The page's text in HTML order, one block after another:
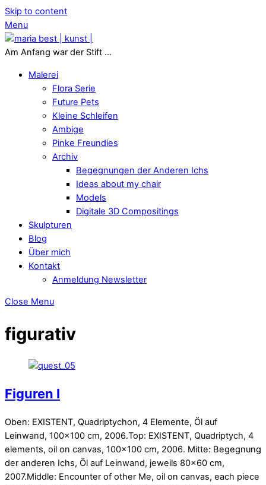
Skip to content
Menu
Am Anfang war der Stift ...
Malerei
Flora Serie
Future Pets
Kleine Schleifen
Ambige
Pinke Freundies
Archiv
Begegnungen der Anderen Ichs
Ideas about my chair
Models
Digitale 3D Compositings
Skulpturen
Blog
Über mich
Kontakt
Anmeldung Newsletter
Close Menu
figurativ
Figuren I
Oben: EXISTENT, Quadriptychon, 4 Elemente, Öl auf
Leinwand, 100×100 cm, 2006.Top: EXISTENT, Quadriptych, 4
elements, oil on canvas, 100×100 cm, 2006. Mitte: Begegnung
der anderen Ichs, Öl auf Leinwand, jeweils 80×60 cm,
2007.Middle: Encounter of other Me, oil on canvas, each piece